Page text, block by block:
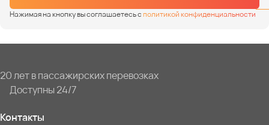
Нажимая на кнопку вы соглашаетесь сполитикой конфиденциальности
20 лет в пассажирских перевозках
Доступны 24/7
Контакты